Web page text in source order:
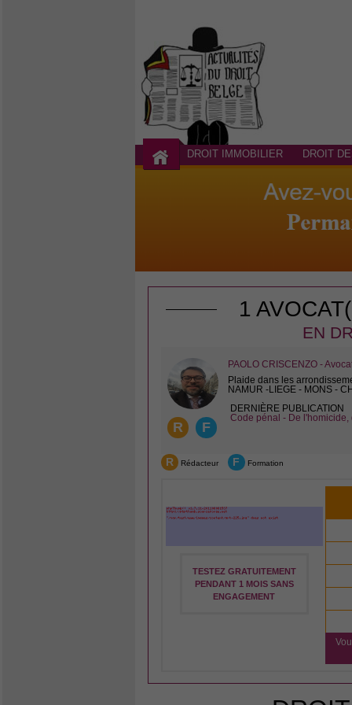
DROIT IMMOBILIER DROIT
1
EN
R F
PAOLO CRISCENZO -
Plaide dans les
NAMUR -LIEGE - MONS -
DERNIÈRE PUBLICATION
Code pénal - De
R Rédacteur F Formation
TESTEZ GRATUITEMENT
PENDANT 1 MOIS SANS
ENGAGEMENT